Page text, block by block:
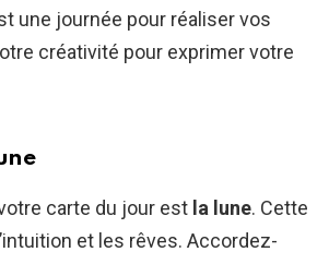
une journée pour réaliser vos
créativité pour exprimer votre
carte du jour est la lune. Cette
et les rêves. Accordez-